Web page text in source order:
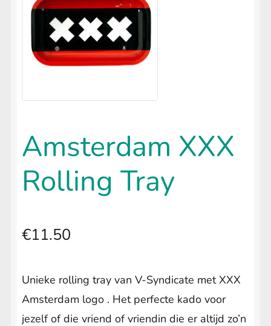
LIFESTYLE
Amsterdam XXX
Rolling Tray
€11.50
Unieke rolling tray van V-Syndicate met XXX
Amsterdam logo . Het perfecte kado voor
jezelf of die vriend of vriendin die er altijd zo’n